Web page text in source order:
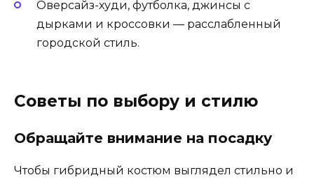
Оверсайз-худи, футболка, джинсы с
дырками и кроссовки — расслабленный
городской стиль.
Советы по выбору и стилю
Обращайте внимание на посадку
Чтобы гибридный костюм выглядел стильно и